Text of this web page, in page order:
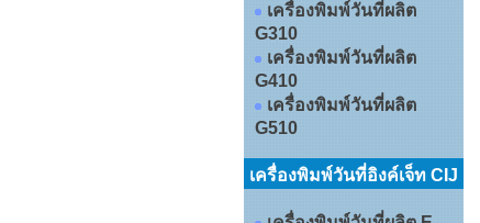
เครื่องพิมพ์วันที่ผลิต
G310
เครื่องพิมพ์วันที่ผลิต
G410
เครื่องพิมพ์วันที่ผลิต
G510
เครื่องพิมพ์วันที่อิงค์เจ็ท CIJ